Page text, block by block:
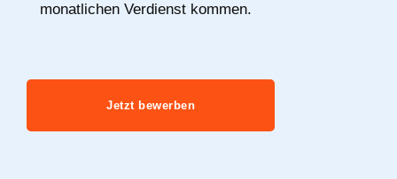
monatlichen Verdienst kommen.
Jetzt bewerben